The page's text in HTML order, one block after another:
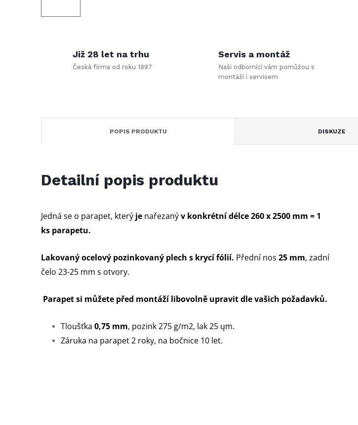
Již 28 let na trhu
Česká firma od roku 1997
Servis a montáž
Naši odborníci vám pomůžou s
montáží i servisem
POPIS PRODUKTU DISKUZE
Detailní popis produktu
Jedná se o parapet, který je nařezanýv konkrétní délce 260 x 2500 mm = 1
ks parapetu.
Lakovaný ocelový pozinkovaný plech s krycí fólií. Přední nos 25 mm, zadní
čelo 23-25 mm s otvory.
Parapet si můžete před montáží libovolně upravit dle vašich požadavků.
Tloušťka 0,75 mm, pozink 275 g/m2, lak 25 ųm.
Záruka na parapet 2 roky, na bočnice 10 let.